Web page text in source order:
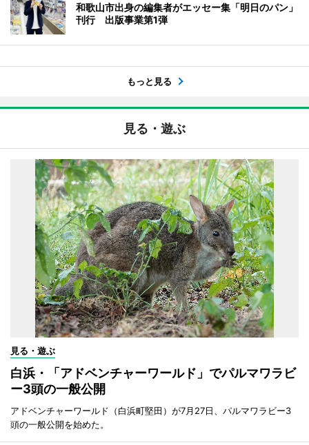
和歌山市出身の編集者がエッセー集「明日のパン」
刊行 出版事業第1弾
もっと見る
見る・遊ぶ
見る・遊ぶ
白浜・「アドベンチャーワールド」でパルマワラビ
ー3頭の一般公開
アドベンチャーワールド（白浜町堅田）が7月27日、パルマワラビー3
頭の一般公開を始めた。